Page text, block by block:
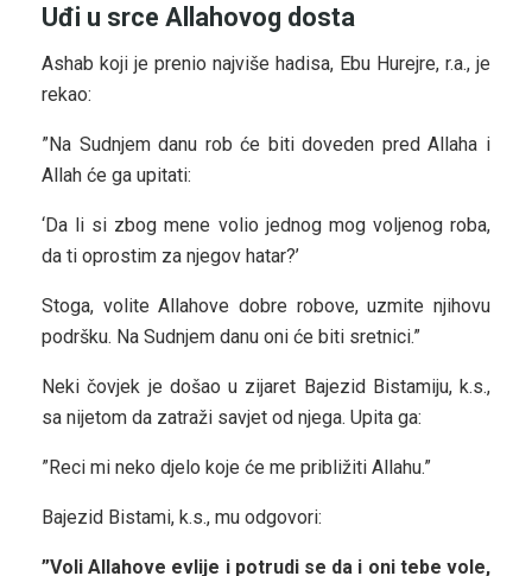
Uđi u srce Allahovog dosta
Ashab koji je prenio najviše hadisa, Ebu Hurejre, r.a., je
rekao:
”Na Sudnjem danu rob će biti doveden pred Allaha i
Allah će ga upitati:
‘Da li si zbog mene volio jednog mog voljenog roba,
da ti oprostim za njegov hatar?’
Stoga, volite Allahove dobre robove, uzmite njihovu
podršku. Na Sudnjem danu oni će biti sretnici.”
Neki čovjek je došao u zijaret Bajezid Bistamiju, k.s.,
sa nijetom da zatraži savjet od njega. Upita ga:
”Reci mi neko djelo koje će me približiti Allahu.”
Bajezid Bistami, k.s., mu odgovori:
”Voli Allahove evlije i potrudi se da i oni tebe vole,